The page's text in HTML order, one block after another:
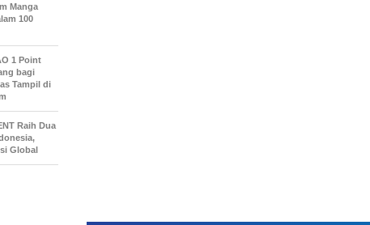
Manga
100
1 Point
bagi
Tampil di
Raih Dua
Global